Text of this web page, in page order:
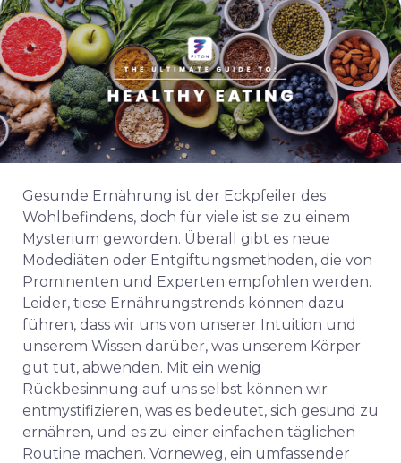
Gesunde Ernährung ist der Eckpfeiler des
Wohlbefindens, doch für viele ist sie zu einem
Mysterium geworden. Überall gibt es neue
Modediäten oder Entgiftungsmethoden, die von
Prominenten und Experten empfohlen werden.
Leider, tiese Ernährungstrends können dazu
führen, dass wir uns von unserer Intuition und
unserem Wissen darüber, was unserem Körper
gut tut, abwenden. Mit ein wenig
Rückbesinnung auf uns selbst können wir
entmystifizieren, was es bedeutet, sich gesund zu
ernähren, und es zu einer einfachen täglichen
Routine machen. Vorneweg, ein umfassender